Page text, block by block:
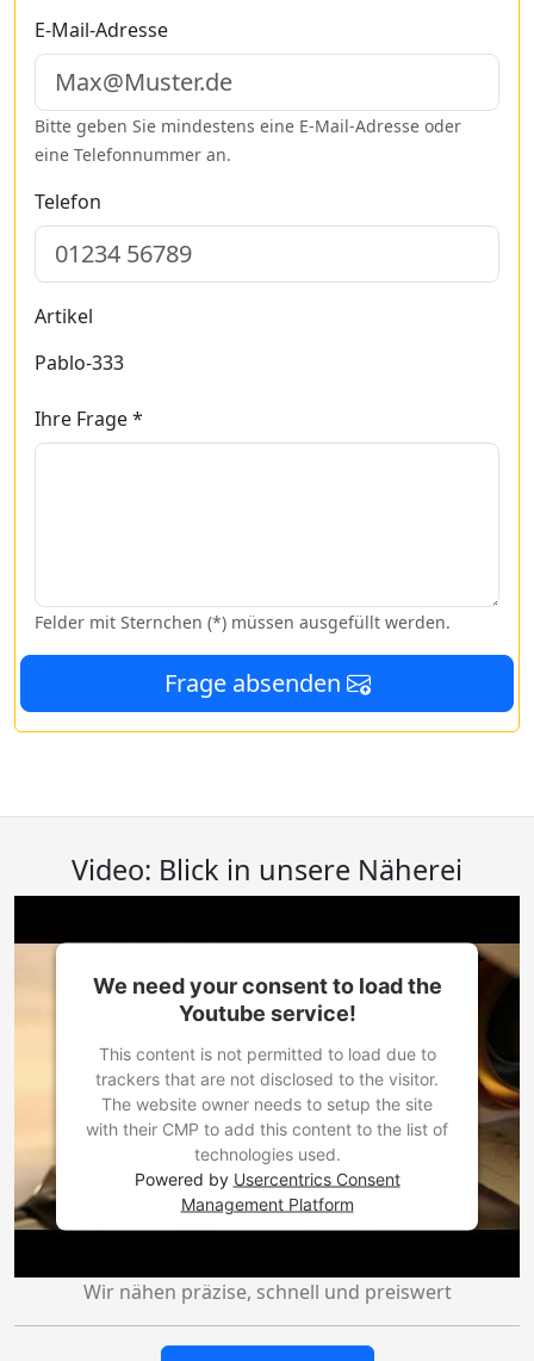
E-Mail-Adresse
Bitte geben Sie mindestens eine E-Mail-Adresse oder
eine Telefonnummer an.
Telefon
Artikel
Pablo-333
Ihre Frage *
Felder mit Sternchen (*) müssen ausgefüllt werden.
Frage absenden
Video: Blick in unsere Näherei
We need your consent to load the
Youtube service!
This content is not permitted to load due to
trackers that are not disclosed to the visitor.
The website owner needs to setup the site
with their CMP to add this content to the list of
technologies used.
Powered by Usercentrics Consent
Management Platform
Wir nähen präzise, schnell und preiswert